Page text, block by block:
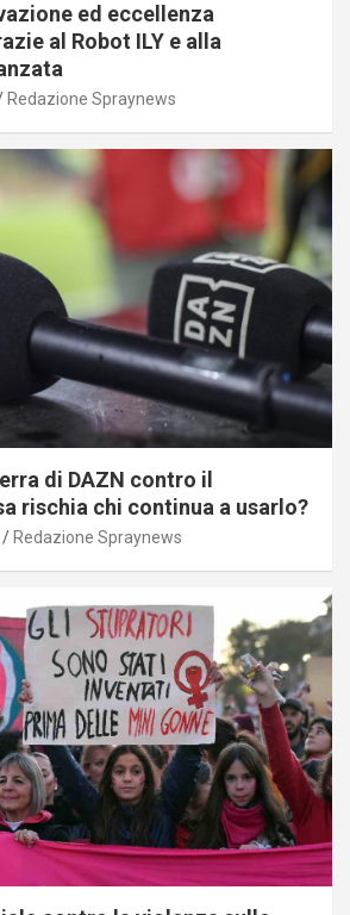
ed eccellenza
al Robot ILY e alla
Redazione Spraynews
di DAZN contro il
rischia chi continua a usarlo?
Redazione Spraynews